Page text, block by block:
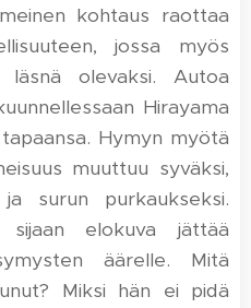
kohtaus raottaa
jossa myös
olevaksi. Autoa
Hirayama
Hymyn myötä
muuttuu syväksi,
surun purkaukseksi.
sijaan elokuva jättää
äärelle. Mitä
Miksi hän ei pidä